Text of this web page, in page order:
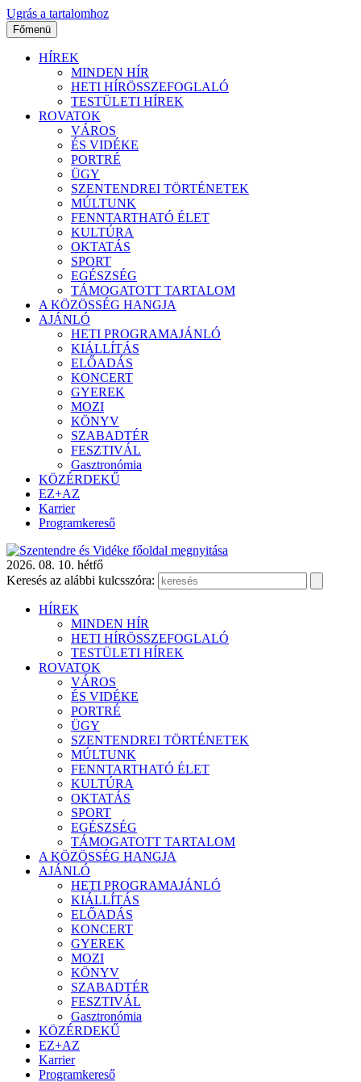
Ugrás a tartalomhoz
Főmenü
HÍREK
MINDEN HÍR
HETI HÍRÖSSZEFOGLALÓ
TESTÜLETI HÍREK
ROVATOK
VÁROS
ÉS VIDÉKE
PORTRÉ
ÜGY
SZENTENDREI TÖRTÉNETEK
MÚLTUNK
FENNTARTHATÓ ÉLET
KULTÚRA
OKTATÁS
SPORT
EGÉSZSÉG
TÁMOGATOTT TARTALOM
A KÖZÖSSÉG HANGJA
AJÁNLÓ
HETI PROGRAMAJÁNLÓ
KIÁLLÍTÁS
ELŐADÁS
KONCERT
GYEREK
MOZI
KÖNYV
SZABADTÉR
FESZTIVÁL
Gasztronómia
KÖZÉRDEKŰ
EZ+AZ
Karrier
Programkereső
2026. 08. 10. hétfő
Keresés az alábbi kulcsszóra:
HÍREK
MINDEN HÍR
HETI HÍRÖSSZEFOGLALÓ
TESTÜLETI HÍREK
ROVATOK
VÁROS
ÉS VIDÉKE
PORTRÉ
ÜGY
SZENTENDREI TÖRTÉNETEK
MÚLTUNK
FENNTARTHATÓ ÉLET
KULTÚRA
OKTATÁS
SPORT
EGÉSZSÉG
TÁMOGATOTT TARTALOM
A KÖZÖSSÉG HANGJA
AJÁNLÓ
HETI PROGRAMAJÁNLÓ
KIÁLLÍTÁS
ELŐADÁS
KONCERT
GYEREK
MOZI
KÖNYV
SZABADTÉR
FESZTIVÁL
Gasztronómia
KÖZÉRDEKŰ
EZ+AZ
Karrier
Programkereső